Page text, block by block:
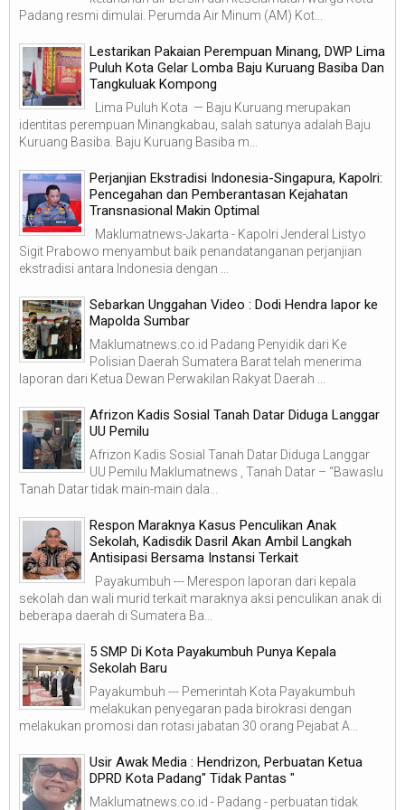
Padang resmi dimulai. Perumda Air Minum (AM) Kot...
Lestarikan Pakaian Perempuan Minang, DWP Lima
Puluh Kota Gelar Lomba Baju Kuruang Basiba Dan
Tangkuluak Kompong
Lima Puluh Kota — Baju Kuruang merupakan
identitas perempuan Minangkabau, salah satunya adalah Baju
Kuruang Basiba. Baju Kuruang Basiba m...
Perjanjian Ekstradisi Indonesia-Singapura, Kapolri:
Pencegahan dan Pemberantasan Kejahatan
Transnasional Makin Optimal
Maklumatnews-Jakarta - Kapolri Jenderal Listyo
Sigit Prabowo menyambut baik penandatanganan perjanjian
ekstradisi antara Indonesia dengan ...
Sebarkan Unggahan Video : Dodi Hendra lapor ke
Mapolda Sumbar
Maklumatnews.co.id Padang Penyidik dari Ke
Polisian Daerah Sumatera Barat telah menerima
laporan dari Ketua Dewan Perwakilan Rakyat Daerah ...
Afrizon Kadis Sosial Tanah Datar Diduga Langgar
UU Pemilu
Afrizon Kadis Sosial Tanah Datar Diduga Langgar
UU Pemilu Maklumatnews , Tanah Datar – “Bawaslu
Tanah Datar tidak main-main dala...
Respon Maraknya Kasus Penculikan Anak
Sekolah, Kadisdik Dasril Akan Ambil Langkah
Antisipasi Bersama Instansi Terkait
Payakumbuh --- Merespon laporan dari kepala
sekolah dan wali murid terkait maraknya aksi penculikan anak di
beberapa daerah di Sumatera Ba...
5 SMP Di Kota Payakumbuh Punya Kepala
Sekolah Baru
Payakumbuh --- Pemerintah Kota Payakumbuh
melakukan penyegaran pada birokrasi dengan
melakukan promosi dan rotasi jabatan 30 orang Pejabat A...
Usir Awak Media : Hendrizon, Perbuatan Ketua
DPRD Kota Padang" Tidak Pantas "
Maklumatnews.co.id - Padang - perbuatan tidak